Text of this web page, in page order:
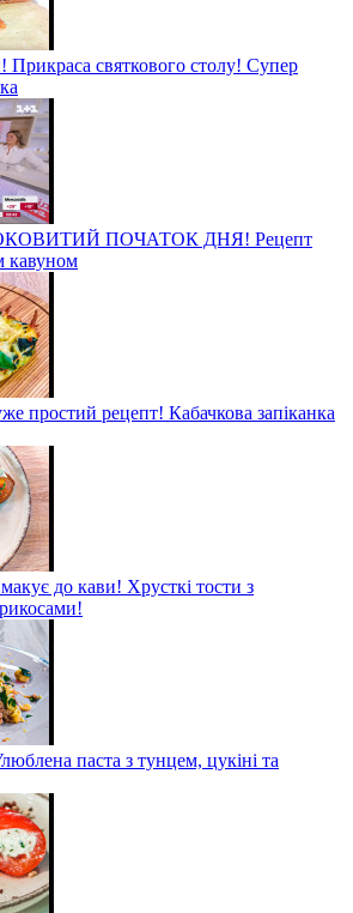
Прикраса святкового столу! Супер
ПОЧАТОК ДНЯ! Рецепт
кавуном
простий рецепт! Кабачкова запіканка
до кави! Хрусткі тости з
паста з тунцем, цукіні та